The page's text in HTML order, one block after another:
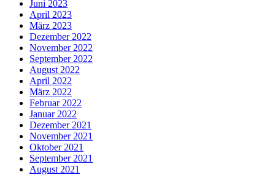
Juni 2023
April 2023
März 2023
Dezember 2022
November 2022
September 2022
August 2022
April 2022
März 2022
Februar 2022
Januar 2022
Dezember 2021
November 2021
Oktober 2021
September 2021
August 2021